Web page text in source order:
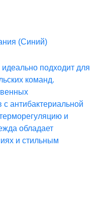
(Синий)
подходит для
команд.
антибактериальной
и
обладает
и стильным